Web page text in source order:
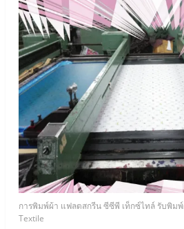
การพิมพ์ผ้า แฟลตสกรีน ซีซีพี เท็กซ์ไทล์ รับพิม
Textile